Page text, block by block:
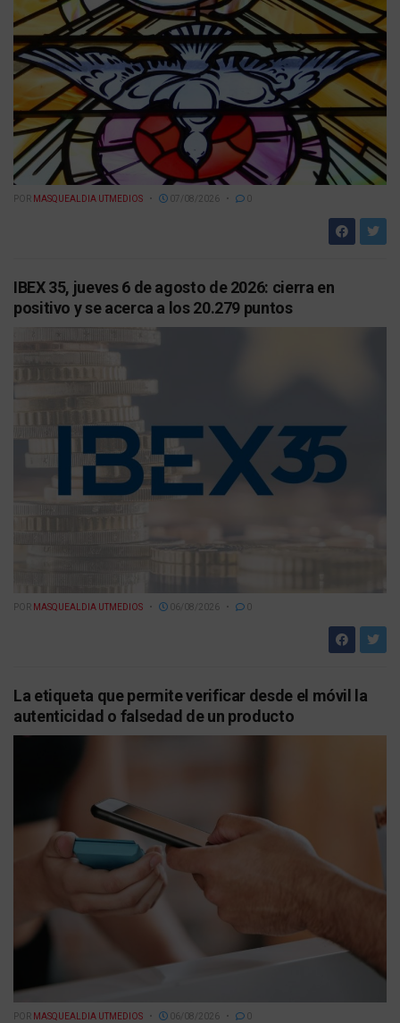
POR MASQUEALDIA UTMEDIOS 07/08/2026 0
IBEX 35, jueves 6 de agosto de 2026: cierra en
positivo y se acerca a los 20.279 puntos
POR MASQUEALDIA UTMEDIOS 06/08/2026 0
La etiqueta que permite verificar desde el móvil la
autenticidad o falsedad de un producto
POR MASQUEALDIA UTMEDIOS 06/08/2026 0